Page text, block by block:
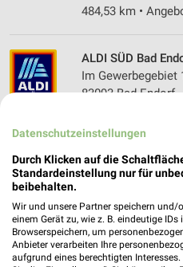
484,53 km •
ALDI SÜD Bad
Im Gewerbegebiet
83093 Bad Endorf
Heute 08:00 -
Discounter Angebote
Babensham
17 Prospekte
Datenschutzeinstellungen
Durch Klicken auf die
Standardeinstellung nur für
beibehalten.
Wir und unsere Partner speichern
einem Gerät zu, wie z. B. eindeutige
Browserspeichern, um
Anbieter verarbeiten Ihre
aufgrund eines berechtigten